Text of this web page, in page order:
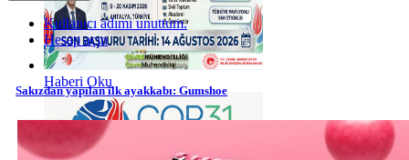
Haberi Oku
Kullanıcı adımı unuttum.
Hesap açın
Sakızdan yapılan ilk ayakkabı: Gumshoe